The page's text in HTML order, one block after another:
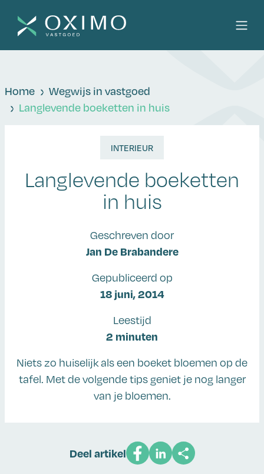
Home
Wegwijs in vastgoed
Langlevende boeketten in huis
INTERIEUR
Langlevende boeketten
in huis
Geschreven door
Jan De Brabandere
Gepubliceerd op
18 juni, 2014
Leestijd
2 minuten
Niets zo huiselijk als een boeket bloemen op de
tafel. Met de volgende tips geniet je nog langer
van je bloemen.
Deel artikel